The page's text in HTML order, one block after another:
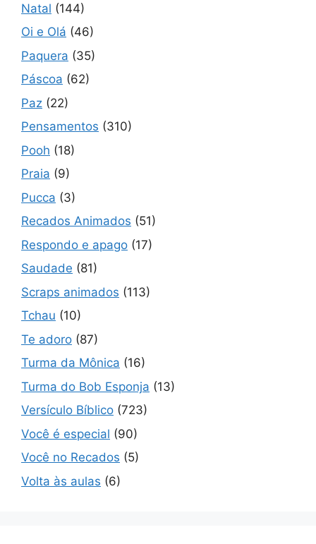
Natal (144)
Oi e Olá (46)
Paquera (35)
Páscoa (62)
Paz (22)
Pensamentos (310)
Pooh (18)
Praia (9)
Pucca (3)
Recados Animados (51)
Respondo e apago (17)
Saudade (81)
Scraps animados (113)
Tchau (10)
Te adoro (87)
Turma da Mônica (16)
Turma do Bob Esponja (13)
Versículo Bíblico (723)
Você é especial (90)
Você no Recados (5)
Volta às aulas (6)